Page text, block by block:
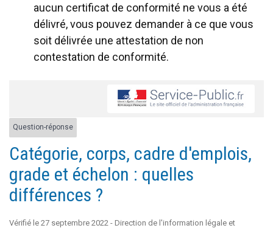
aucun certificat de conformité ne vous a été
délivré, vous pouvez demander à ce que vous
soit délivrée une attestation de non
contestation de conformité.
Question-réponse
Catégorie, corps, cadre d'emplois,
grade et échelon : quelles
différences ?
Vérifié le 27 septembre 2022 - Direction de l'information légale et